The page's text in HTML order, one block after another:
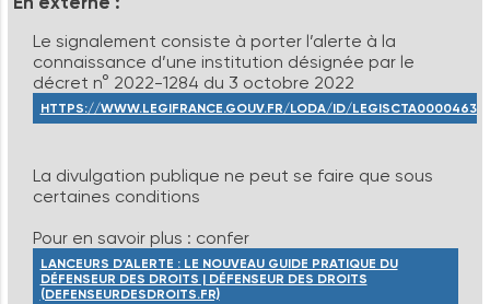
Le signalement consiste à porter l’alerte à la
connaissance d’une institution désignée par le
décret n° 2022-1284 du 3 octobre 2022
HTTPS://WWW.LEGIFRANCE.GOUV.FR/LODA/ID/
La divulgation publique ne peut se faire que sous
certaines conditions
Pour en savoir plus : confer
LANCEURS D’ALERTE : LE NOUVEAU GUIDE PRATIQUE DU
DÉFENSEUR DES DROITS | DÉFENSEUR DES DROITS
(DEFENSEURDESDROITS.FR)